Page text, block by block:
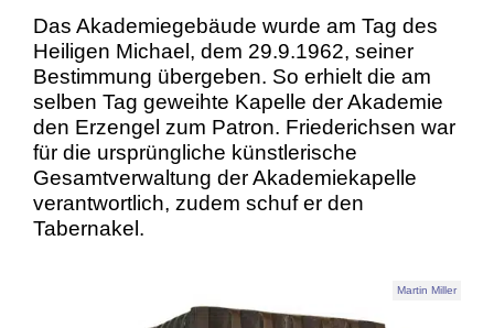
Das Akademiegebäude wurde am Tag des
Heiligen Michael, dem 29.9.1962, seiner
Bestimmung übergeben. So erhielt die am
selben Tag geweihte Kapelle der Akademie
den Erzengel zum Patron. Friederichsen war
für die ursprüngliche künstlerische
Gesamtverwaltung der Akademiekapelle
verantwortlich, zudem schuf er den
Tabernakel.
Martin Miller